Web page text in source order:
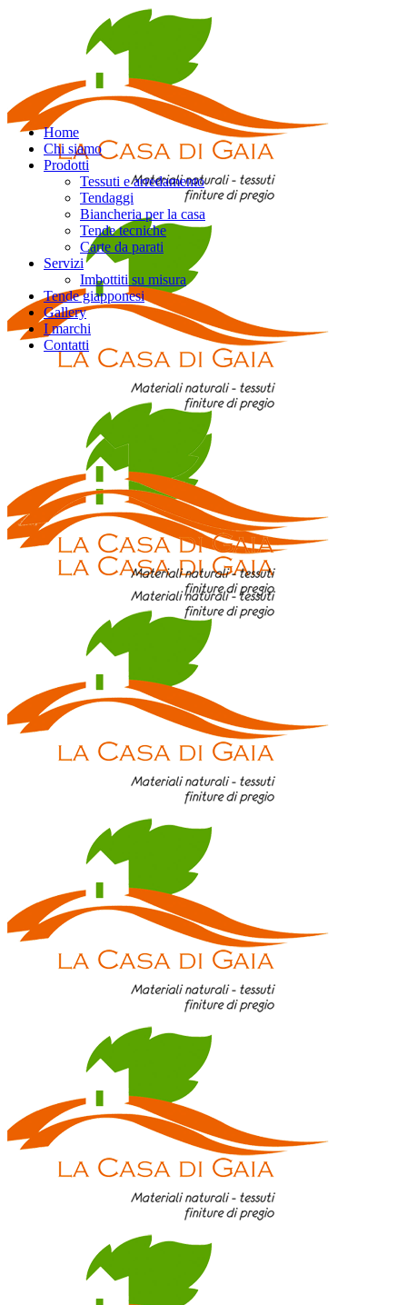
Home
Chi siamo
Prodotti
Tessuti e arredamento
Tendaggi
Biancheria per la casa
Tende tecniche
Carte da parati
Servizi
Imbottiti su misura
Tende giapponesi
Gallery
I marchi
Contatti